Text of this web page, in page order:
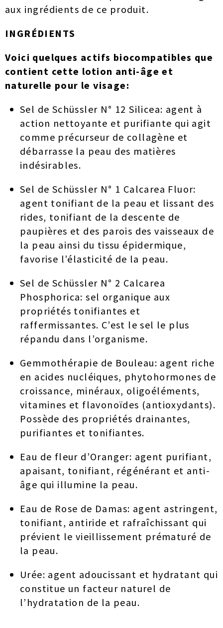
aux ingrédients de ce produit.
INGRÉDIENTS
Voici quelques actifs biocompatibles que
contient cette lotion anti-âge et
naturelle pour le visage:
Sel de Schüssler N° 12 Silicea: agent à
action nettoyante et purifiante qui agit
comme précurseur de collagène et
débarrasse la peau des matières
indésirables.
Sel de Schüssler N° 1 Calcarea Fluor:
agent tonifiant de la peau et lissant des
rides, tonifiant de la descente de
paupières et des parois des vaisseaux de
la peau ainsi du tissu épidermique,
favorise l’élasticité de la peau.
Sel de Schüssler N° 2 Calcarea
Phosphorica: sel organique aux
propriétés tonifiantes et
raffermissantes. C’est le sel le plus
répandu dans l’organisme.
Gemmothérapie de Bouleau: agent riche
en acides nucléiques, phytohormones de
croissance, minéraux, oligoéléments,
vitamines et flavonoïdes (antioxydants).
Possède des propriétés drainantes,
purifiantes et tonifiantes.
Eau de fleur d’Oranger: agent purifiant,
apaisant, tonifiant, régénérant et anti-
âge qui illumine la peau.
Eau de Rose de Damas: agent astringent,
tonifiant, antiride et rafraîchissant qui
prévient le vieillissement prématuré de
la peau.
Urée: agent adoucissant et hydratant qui
constitue un facteur naturel de
l’hydratation de la peau.